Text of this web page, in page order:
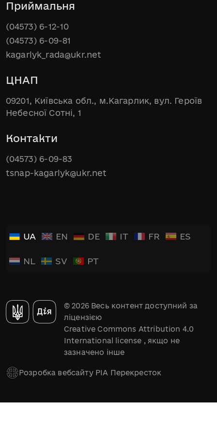
Приймальня
(04573) 6-12-10
(04573) 6-09-81
kagarlyk_rada@ukr.net
ЦНАП
09201, Київська обл., м.Кагарлик, вул. Героїв
Небесної Сотні, 1
Контакти
(04573) 6-09-83
tsnap-kagarlyk@ukr.net
UA EN DE IT FR ES
NL SV PT
© 2026 Весь контент доступний за
ліцензією
Creative Commons Attribution 4.0
International license , якщо не
зазначено інше
Розробка вебсайту РІА Перекресток